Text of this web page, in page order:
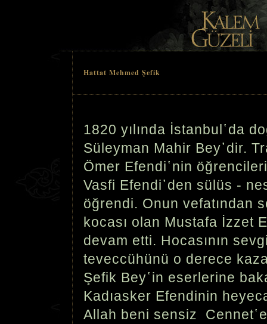
Hattat Mehmed Şefik
1820 yılında İstanbul῾da
Süleyman Mahir Bey῾dir.
Ömer Efendi῾nin
Vasfi Efendi῾den sülüs -
öğrendi. Onun vefatından
kocası olan Mustafa İzzet
devam etti. Hocasının
teveccühünü o derece
Şefik Bey῾in eserlerine
Kadıasker Efendinin
Allah beni sensiz Cennet῾e